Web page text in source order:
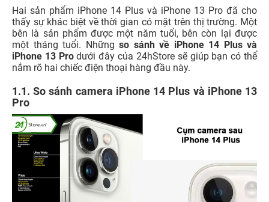
Hai sản phẩm iPhone 14 Plus và iPhone 13 Pro đã cho
thấy sự khác biệt về thời gian có mặt trên thị trường. Một
bên là sản phẩm được một năm tuổi, bên còn lại được
một tháng tuổi. Những so sánh về iPhone 14 Plus và
iPhone 13 Prodưới đây của 24hStore sẽ giúp bạn có thể
nắm rõ hai chiếc điện thoại hàng đầu này.
1.1. So sánh camera iPhone 14 Plus và iPhone 13
Pro